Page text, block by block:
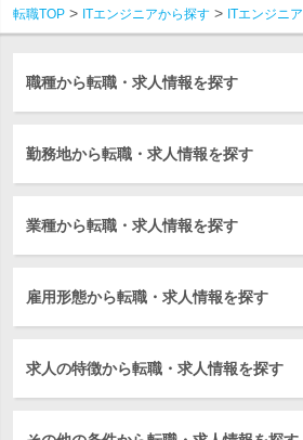
転職TOP ITエンジニアから探す ITエンジニア
職種から転職・求人情報を探す
勤務地から転職・求人情報を探す
業種から転職・求人情報を探す
雇用形態から転職・求人情報を探す
求人の特徴から転職・求人情報を探す